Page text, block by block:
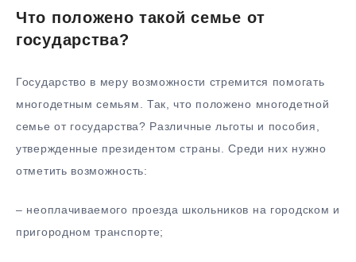
Что положено такой семье от
государства?
Государство в меру возможности стремится помогать
многодетным семьям. Так, что положено многодетной
семье от государства? Различные льготы и пособия,
утвержденные президентом страны. Среди них нужно
отметить возможность:
– неоплачиваемого проезда школьников на городском и
пригородном транспорте;